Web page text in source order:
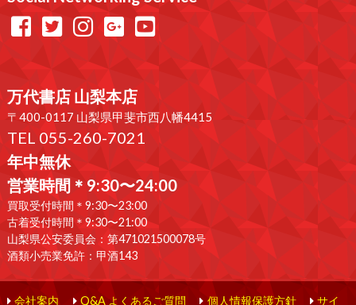
万代書店 山梨本店
〒400-0117 山梨県甲斐市西八幡4415
TEL 055-260-7021
年中無休
営業時間＊9:30〜24:00
買取受付時間＊9:30〜23:00
古着受付時間＊9:30〜21:00
山梨県公安委員会：第471021500078号
酒類小売業免許：甲酒143
会社案内 Q&A よくあるご質問 個人情報保護方針 サイ